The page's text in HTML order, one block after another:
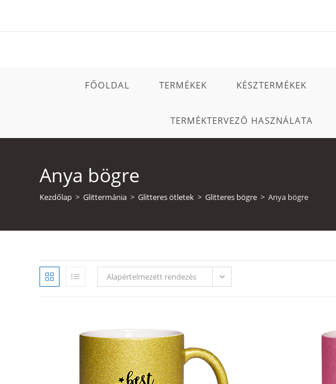
FŐOLDAL TERMÉKEK KÉSZTERMÉKEK
TERMÉKTERVEZŐ HASZNÁLATA
Anya bögre
Kezdőlap > Glittermánia > Glitteres ötletek > Glitteres bögre > Anya bögre
Alapértelmezett rendezés